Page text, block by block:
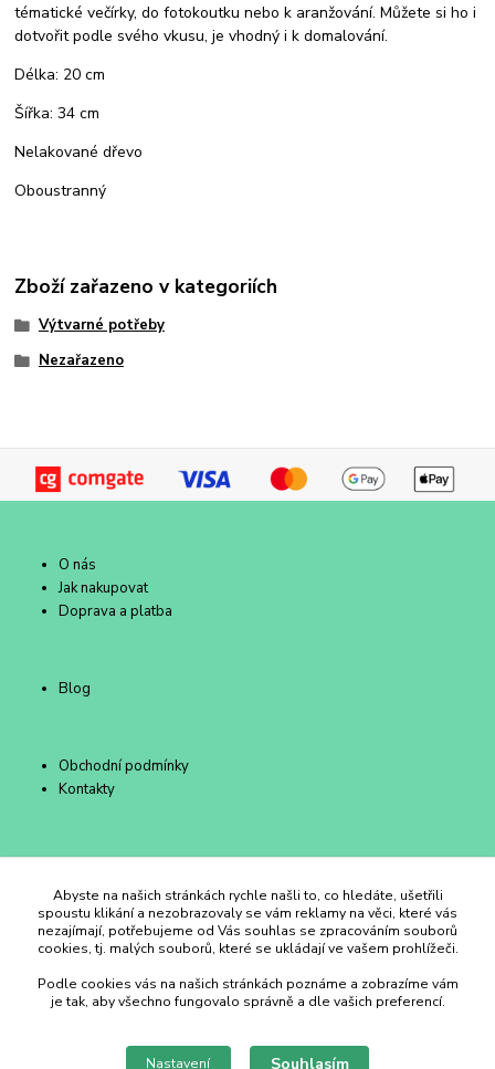
tématické večírky, do fotokoutku nebo k aranžování. Můžete si ho i
dotvořit podle svého vkusu, je vhodný i k domalování.
Délka: 20 cm
Šířka: 34 cm
Nelakované dřevo
Oboustranný
Zboží zařazeno v kategoriích
Výtvarné potřeby
Nezařazeno
O nás
Jak nakupovat
Doprava a platba
Blog
Obchodní podmínky
Kontakty
Duhový Ateliér Kroměříž
+420 734 258 002
duhovyatelier@email.cz
Abyste na našich stránkách rychle našli to, co hledáte, ušetřili
spoustu klikání a nezobrazovaly se vám reklamy na věci, které vás
nezajímají, potřebujeme od Vás souhlas se zpracováním souborů
cookies, tj. malých souborů, které se ukládají ve vašem prohlížeči.
Podle cookies vás na našich stránkách poznáme a zobrazíme vám
je tak, aby všechno fungovalo správně a dle vašich preferencí.
Nastavení Souhlasím